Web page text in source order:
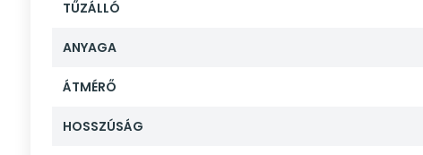
TŰZÁLLÓ
ANYAGA
ÁTMÉRŐ
HOSSZÚSÁG